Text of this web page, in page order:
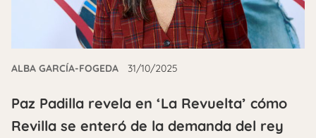
ALBA GARCÍA-FOGEDA 31/10/2025
Paz Padilla revela en ‘La Revuelta’ cómo
Revilla se enteró de la demanda del rey